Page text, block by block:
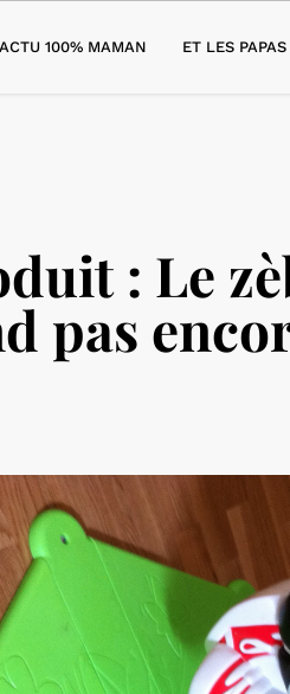
ACTU 100% MAMAN ET LES PAPAS
: Le
pas